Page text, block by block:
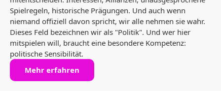
Spielregeln, historische Prägungen. Und auch wenn
niemand offiziell davon spricht, wir alle nehmen sie wahr.
Dieses Feld bezeichnen wir als "Politik". Und wer hier
mitspielen will, braucht eine besondere Kompetenz:
politische Sensibilität.
Mehr erfahren